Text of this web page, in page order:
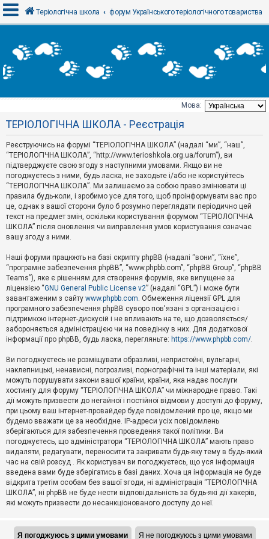
х
і
Т
е
м
и
б
е
з
в
і
д
п
о
в
і
д
й
А
к
т
и
в
н
і
м
и
П
о
ш
у
Д
о
п
о
м
Теріологічна школа форум Українського теріологічного товариства
Мова:
ТЕРІОЛОГІЧНА ШКОЛА - Реєстрація
Реєструючись на форумі “ТЕРІОЛОГІЧНА ШКОЛА” (надалі “ми”, “наш”,
“ТЕРІОЛОГІЧНА ШКОЛА”, “http://www.terioshkola.org.ua/forum”), ви
підтверджуєте свою згоду з наступними умовами. Якщо ви не
погоджуєтесь з ними, будь ласка, не заходьте і/або не користуйтесь
“ТЕРІОЛОГІЧНА ШКОЛА”. Ми залишаємо за собою право змінювати ці
правила будь-коли, і зробимо усе для того, щоб проінформувати вас про
це, однак з вашої сторони було б розумно переглядати періодично цей
текст на предмет змін, оскільки користування форумом “ТЕРІОЛОГІЧНА
ШКОЛА” після оновлення чи виправлення умов користування означає
вашу згоду з ними.
Наші форуми працюють на базі скрипту phpBB (надалі “вони”, “їхнє”,
“програмне забезпечення phpBB”, “www.phpbb.com”, “phpBB Group”, “phpBB
Teams”), яке є рішенням для створення форумів, яке випущене за
ліцензією “GNU General Public License v2” (надалі “GPL”) і може бути
завантаженим з сайту www.phpbb.com. Обмеження ліцензії GPL для
програмного забезпечення phpBB суворо пов'язані з організацією і
підтримкою інтернет-дискусій і не впливають на те, що дозволяється/
забороняється адміністрацією чи на поведінку в них. Для додаткової
інформації про phpBB, будь ласка, перегляньте: https://www.phpbb.com/.
Ви погоджуєтесь не розміщувати образливі, непристойні, вульгарні,
наклепницькі, ненависні, погрозливі, порнографічні та інші матеріали, які
можуть порушувати закони вашої країни, країни, яка надає послуги
хостингу для форуму “ТЕРІОЛОГІЧНА ШКОЛА” чи міжнародне право. Такі
дії можуть призвести до негайної і постійної відмови у доступі до форуму,
при цьому ваш інтернет-провайдер буде повідомлений про це, якщо ми
будемо вважати це за необхідне. IP-адреси усіх повідомлень
зберігаються для забезпечення проведення такої політики. Ви
погоджуєтесь, що адміністратори “ТЕРІОЛОГІЧНА ШКОЛА” мають право
видаляти, редагувати, переносити та закривати будь-яку тему в будь-який
час на свій розсуд . Як користувач ви погоджуєтесь, що уся інформація
введена вами буде зберігатись в базі даних. Хоча ця інформація не буде
відкрита третім особам без вашої згоди, ні адміністрація “ТЕРІОЛОГІЧНА
ШКОЛА”, ні phpBB не буде нести відповідальність за будь-які дії хакерів,
які можуть призвести до несанкціонованого доступу до неї.